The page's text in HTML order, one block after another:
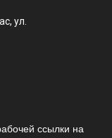
ул.
ссылки на